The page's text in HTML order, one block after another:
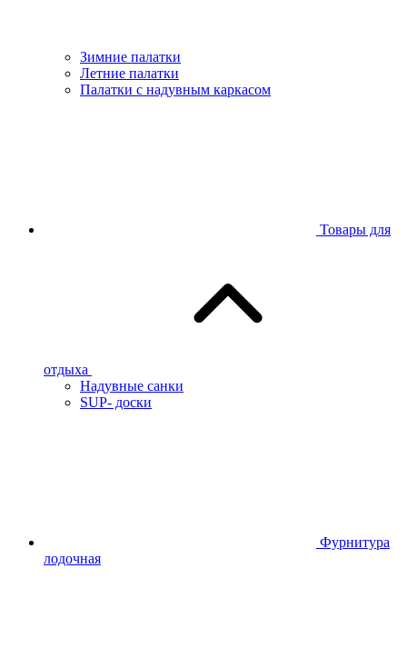
Зимние палатки
Летние палатки
Палатки с надувным каркасом
Товары для
отдыха
Надувные санки
SUP- доски
Фурнитура
лодочная